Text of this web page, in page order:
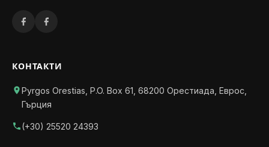
КОНТАКТИ
Pyrgos Orestias, P.O. Box 61, 68200 Орестиада, Еврос,
Гърция
(+30) 25520 24393